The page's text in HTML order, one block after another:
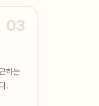
03
하는
.